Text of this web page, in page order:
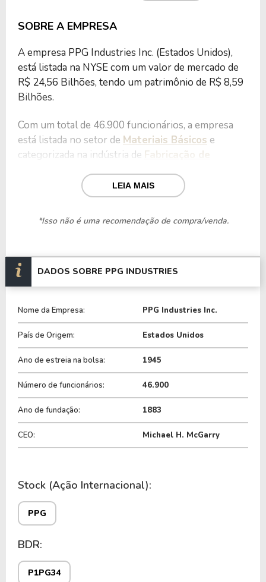
SOBRE A EMPRESA
A empresa PPG Industries Inc. (Estados Unidos),
está listada na NYSE com um valor de mercado de
R$ 24,56 Bilhões, tendo um patrimônio de R$ 8,59
Bilhões.
Com um total de 46.900 funcionários, a empresa
está listada no setor de Materiais Básicos e
categorizada na indústria de Fabricação de
Nos últimos 12 meses a empresa teve um
lucro no valor de R$ 1,57 Bilhão.
Quanto aos seus principais indicadores, a empresa
possui um P/L de 15,62, um P/VP de 2,86 e nos
últimos 12 meses o dividend yeld da PPG ficou em
A empresa é negociada no Brasil através do BDR
, ou pode ser adquirida no exterior através
do tickerPPG.
LEIA MAIS
*Isso não é uma recomendação de compra/venda.
DADOS SOBRE PPG INDUSTRIES
Nome da Empresa: PPG Industries Inc.
País de Origem: Estados Unidos
Ano de estreia na bolsa: 1945
Número de funcionários: 46.900
Ano de fundação: 1883
CEO: Michael H. McGarry
Stock (Ação Internacional):
PPG
BDR:
P1PG34